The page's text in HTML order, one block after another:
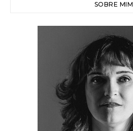
SOBRE MIM